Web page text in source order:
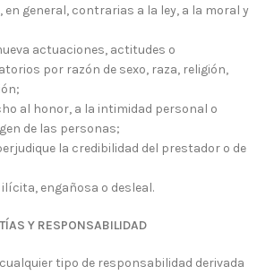
general, contrarias a la ley, a la moral y
actuaciones, actitudes o
por razón de sexo, raza, religión,
al honor, a la intimidad personal o
de las personas;
la credibilidad del prestador o de
engañosa o desleal.
Y RESPONSABILIDAD
tipo de responsabilidad derivada